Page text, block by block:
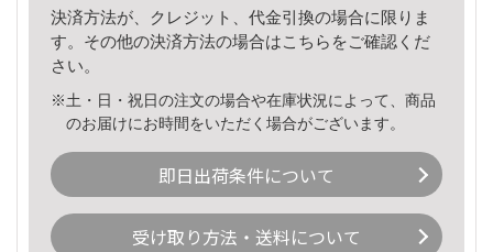
決済方法が、クレジット、代金引換の場合に限りま
す。その他の決済方法の場合はこちら をご確認くだ
さい。
※土・日・祝日の注文の場合や在庫状況によって、商品
のお届けにお時間をいただく場合がございます。
即日出荷条件について
受け取り方法・送料について